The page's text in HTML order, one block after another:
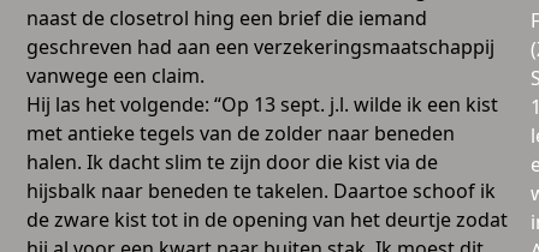
naast de closetrol hing een brief die iemand
geschreven had aan een verzekeringsmaatschappij
vanwege een claim.
Hij las het volgende: “Op 13 sept. j.l. wilde ik een kist
met antieke tegels van de zolder naar beneden
halen. Ik dacht slim te zijn door die kist via de
hijsbalk naar beneden te takelen. Daartoe schoof ik
de zware kist tot in de opening van het deurtje zodat